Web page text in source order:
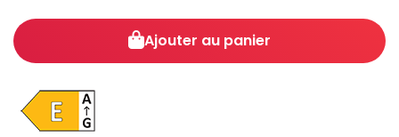
Ajouter au panier